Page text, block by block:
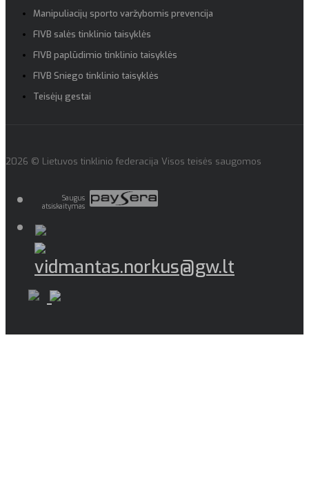
Manipuliacijų sporto varžybomis prevencija
FIVB salės tinklinio taisyklės
FIVB paplūdimio tinklinio taisyklės
FIVB Sniego tinklinio taisyklės
Teisėjų gestai
2026 © Lietuvos tinklinio federacija Visos teisės saugomos
Saugus
atsiskaitymas